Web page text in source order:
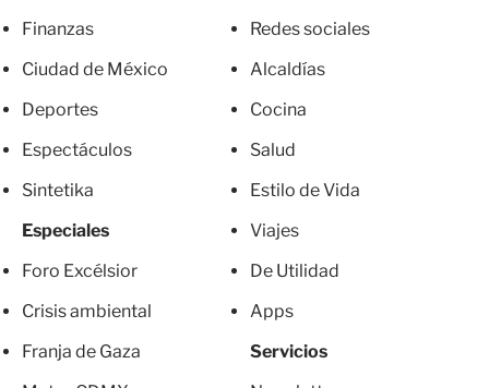
Finanzas
Ciudad de México
Deportes
Espectáculos
Sintetika
Especiales
Foro Excélsior
Crisis ambiental
Franja de Gaza
Redes sociales
Alcaldías
Cocina
Salud
Estilo de Vida
Viajes
De Utilidad
Apps
Servicios